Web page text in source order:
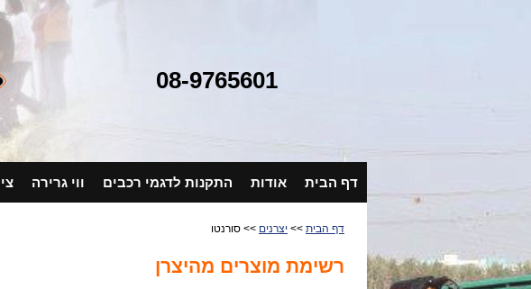
דף הבית אודות התקנות לדגמי רכבים ווי גרירה
דף הבית >> יצרנים >> סורנטו
רשימת מוצרים מהיצרן